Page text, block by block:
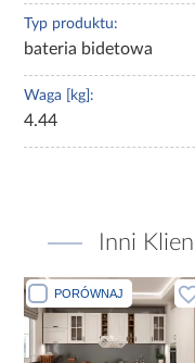
Typ produktu:
bateria bidetowa
Waga [kg]:
4.44
Inni
PORÓWNAJ